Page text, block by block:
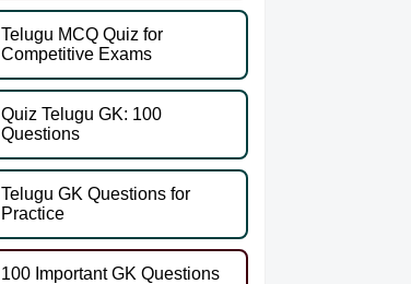
Telugu MCQ Quiz for
Competitive Exams
Quiz Telugu GK: 100
Questions
Telugu GK Questions for
Practice
100 Important GK Questions